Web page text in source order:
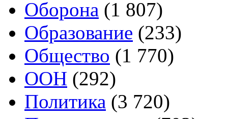
Оборона (1 807)
Образование (233)
Общество (1 770)
ООН (292)
Политика (3 720)